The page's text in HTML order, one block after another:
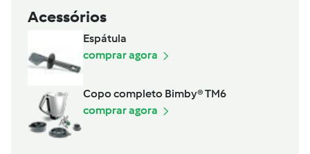
Acessórios
Espátula
comprar agora
Copo completo Bimby® TM6
comprar agora